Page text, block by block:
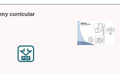
curricular